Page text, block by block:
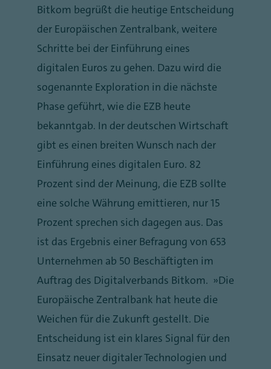
Bitkom begrüßt die heutige Entscheidung
der Europäischen Zentralbank, weitere
Schritte bei der Einführung eines
digitalen Euros zu gehen. Dazu wird die
sogenannte Exploration in die nächste
Phase geführt, wie die EZB heute
bekanntgab. In der deutschen Wirtschaft
gibt es einen breiten Wunsch nach der
Einführung eines digitalen Euro. 82
Prozent sind der Meinung, die EZB sollte
eine solche Währung emittieren, nur 15
Prozent sprechen sich dagegen aus. Das
ist das Ergebnis einer Befragung von 653
Unternehmen ab 50 Beschäftigten im
Auftrag des Digitalverbands Bitkom. „Die
Europäische Zentralbank hat heute die
Weichen für die Zukunft gestellt. Die
Entscheidung ist ein klares Signal für den
Einsatz neuer digitaler Technologien und